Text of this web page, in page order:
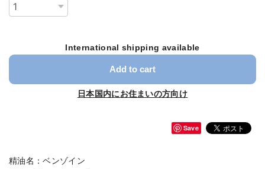
International shipping available
Add to cart
日本国内にお住まいの方向け
Save
精油名：ベンゾイン